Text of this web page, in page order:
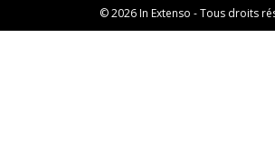
© 2026 In Extenso - Tous droits